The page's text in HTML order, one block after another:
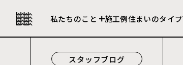
私たちのこと
会社について
施工例住まいのタイプ
建売住宅
スタッフブログ